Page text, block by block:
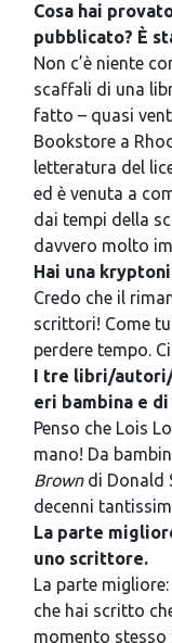
Cosa hai
pubblicato? È
Non c’è niente
scaffali di una
fatto – quasi
Bookstore a
letteratura del
ed è venuta a
dai tempi della
davvero molto
Hai una
Credo che il
scrittori! Come
perdere tempo.
I tre libri/
eri bambina e di
Penso che Lois
mano! Da
Browndi Donald
decenni
La parte
uno scrittore.
La parte
che hai scritto
momento stesso